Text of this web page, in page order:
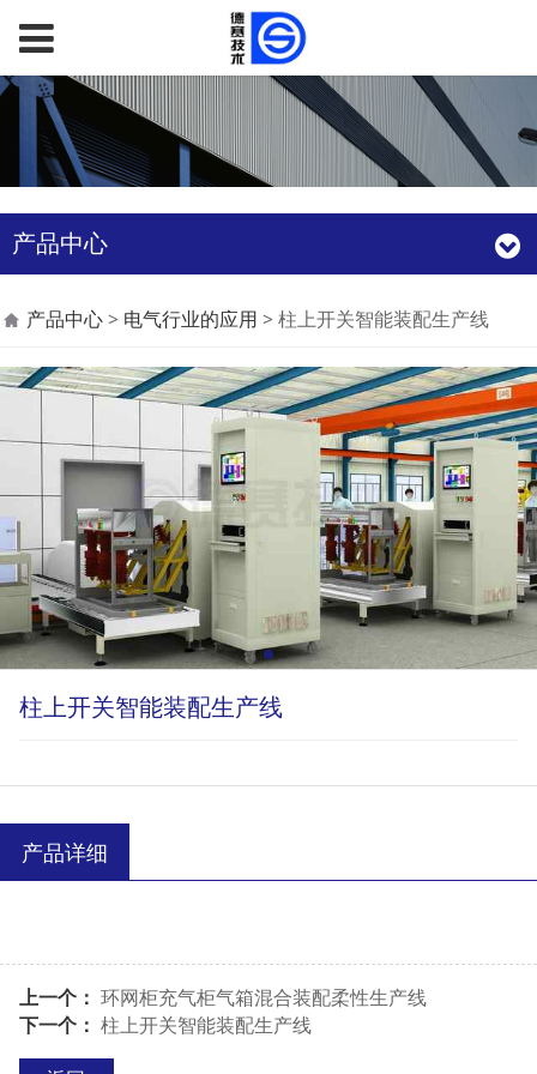
产品中心
柱上开关智能装配生产
线
产品中心> 电气行业的应用 > 柱上开关智能装配生产线
柱上开关智能装配生产线
产品详细
上一个： 环网柜充气柜气箱混合装配柔性生产线
下一个： 柱上开关智能装配生产线